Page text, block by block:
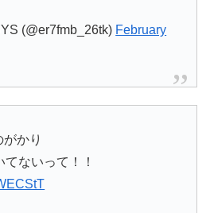
(@er7fmb_26tk) February
かり
ないって！！